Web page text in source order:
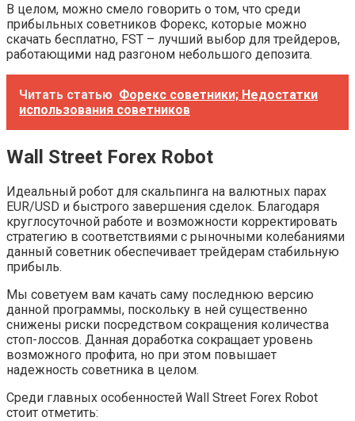
В целом, можно смело говорить о том, что среди
прибыльных советников Форекс, которые можно
скачать бесплатно, FST – лучший выбор для трейдеров,
работающими над разгоном небольшого депозита.
Читать статью Форекс советники; Недостатки
использования советников
Wall Street Forex Robot
Идеальный робот для скальпинга на валютных парах
EUR/USD и быстрого завершения сделок. Благодаря
круглосуточной работе и возможности корректировать
стратегию в соответствиями с рыночными колебаниями
данный советник обеспечивает трейдерам стабильную
прибыль.
Мы советуем вам качать саму последнюю версию
данной программы, поскольку в ней существенно
снижены риски посредством сокращения количества
стоп-лоссов. Данная доработка сокращает уровень
возможного профита, но при этом повышает
надежность советника в целом.
Среди главных особенностей Wall Street Forex Robot
стоит отметить: